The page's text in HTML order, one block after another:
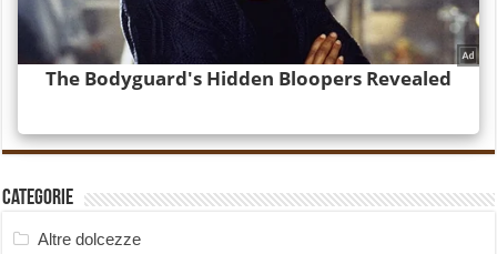
Categorie
Altre dolcezze